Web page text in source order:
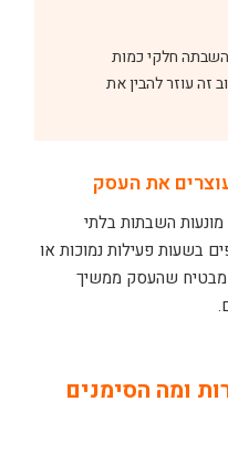
השבתה חלקי כמות
זה עוזר להבין את
את העסק
השבתות בלתי
בשעות פעילות נמוכות או
מבטיח שהעסק ממשיך
ומה הסימנים